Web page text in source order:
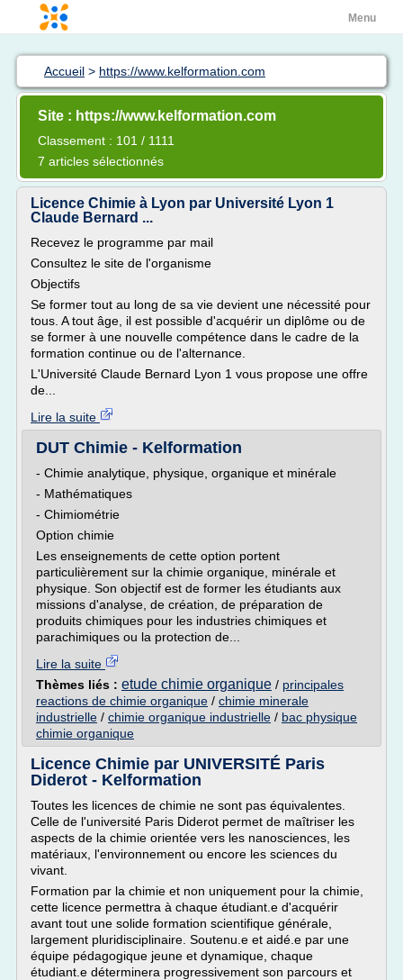
Menu
Accueil > https://www.kelformation.com
Site : https://www.kelformation.com
Classement : 101 / 1111
7 articles sélectionnés
Licence Chimie à Lyon par Université Lyon 1
Claude Bernard ...
Recevez le programme par mail
Consultez le site de l'organisme
Objectifs
Se former tout au long de sa vie devient une nécessité pour
tous. A tout âge, il est possible d'acquérir un diplôme ou de
se former à une nouvelle compétence dans le cadre de la
formation continue ou de l'alternance.
L'Université Claude Bernard Lyon 1 vous propose une offre
de...
Lire la suite
DUT Chimie - Kelformation
- Chimie analytique, physique, organique et minérale
- Mathématiques
- Chimiométrie
Option chimie
Les enseignements de cette option portent
particulièrement sur la chimie organique, minérale et
physique. Son objectif est de former les étudiants aux
missions d'analyse, de création, de préparation de
produits chimiques pour les industries chimiques et
parachimiques ou la protection de...
Lire la suite
Thèmes liés : etude chimie organique / principales
reactions de chimie organique / chimie minerale
industrielle / chimie organique industrielle / bac physique
chimie organique
Licence Chimie par UNIVERSITÉ Paris
Diderot - Kelformation
Toutes les licences de chimie ne sont pas équivalentes.
Celle de l'université Paris Diderot permet de maîtriser les
aspects de la chimie orientée vers les nanosciences, les
matériaux, l'environnement ou encore les sciences du
vivant.
Formation par la chimie et non uniquement pour la chimie,
cette licence permettra à chaque étudiant.e d'acquérir
avant tout une solide formation scientifique générale,
largement pluridisciplinaire. Soutenu.e et aidé.e par une
équipe pédagogique jeune et dynamique, chaque
étudiant.e déterminera progressivement son parcours et